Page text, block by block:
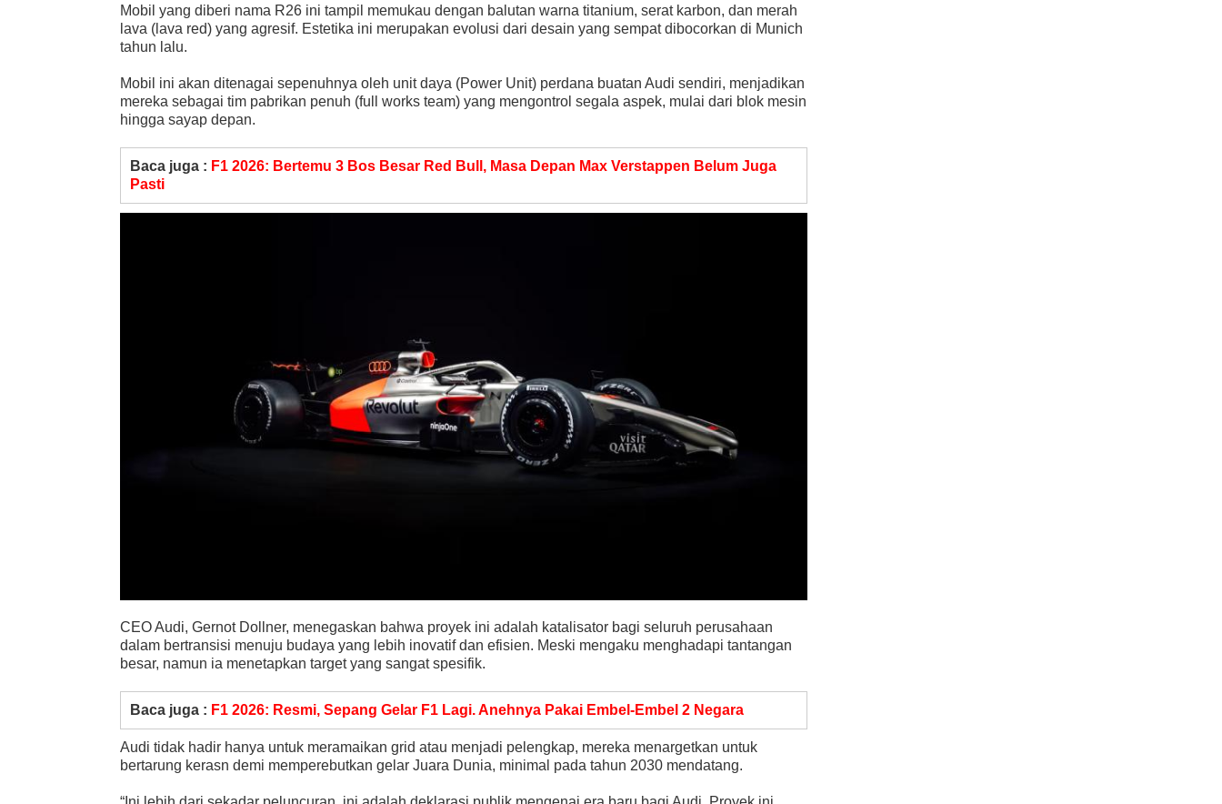
Mobil yang diberi nama R26 ini tampil memukau dengan balutan warna titanium, serat karbon, dan merah
lava (lava red) yang agresif. Estetika ini merupakan evolusi dari desain yang sempat dibocorkan di Munich
tahun lalu.
Mobil ini akan ditenagai sepenuhnya oleh unit daya (Power Unit) perdana buatan Audi sendiri, menjadikan
mereka sebagai tim pabrikan penuh (full works team) yang mengontrol segala aspek, mulai dari blok mesin
hingga sayap depan.
Baca juga : F1 2026: Bertemu 3 Bos Besar Red Bull, Masa Depan Max Verstappen Belum Juga
Pasti
CEO Audi, Gernot Dollner, menegaskan bahwa proyek ini adalah katalisator bagi seluruh perusahaan
dalam bertransisi menuju budaya yang lebih inovatif dan efisien. Meski mengaku menghadapi tantangan
besar, namun ia menetapkan target yang sangat spesifik.
Baca juga : F1 2026: Resmi, Sepang Gelar F1 Lagi. Anehnya Pakai Embel-Embel 2 Negara
Audi tidak hadir hanya untuk meramaikan grid atau menjadi pelengkap, mereka menargetkan untuk
bertarung kerasn demi memperebutkan gelar Juara Dunia, minimal pada tahun 2030 mendatang.